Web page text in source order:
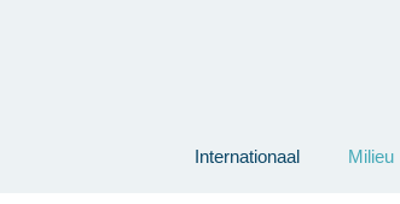
Internationaal Milieu